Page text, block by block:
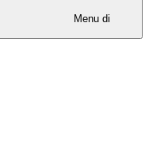
Menu di